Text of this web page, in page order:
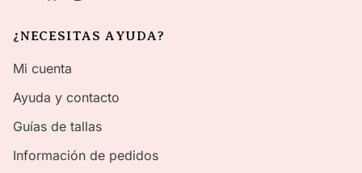
¿NECESITAS AYUDA?
Mi cuenta
Ayuda y contacto
Guías de tallas
Información de pedidos